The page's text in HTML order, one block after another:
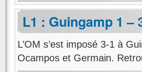
L1 : Guingamp 1 –
L’OM s’est imposé 3-1 à
Ocampos et Germain.